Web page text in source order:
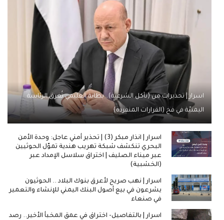
اسرار | تحذيرات من (تآكل الشرعية).. بطانة العليمي تُغرق الرئاسة
اليمنيّة في فخ (القرارات المنفردة)
اسرار | انذار مبكر (3) | تحذير أمني عاجل: وحدة الأمن
البحري تنكشف شبكة تهريب هندية تموّل الحوثيين
عبر ميناء الصليف | اختراق سلاسل الإمداد عبر
(الخشبية)
اسرار | نهب صريح لأعرق بنوك البلاد .. الحوثيون
يشرعون في بيع أصول البنك اليمني للإنشاء والتعمير
في صنعاء
اسرار | بالتفاصيل- اختراق في عمق المخبأ الأخير.. رصد